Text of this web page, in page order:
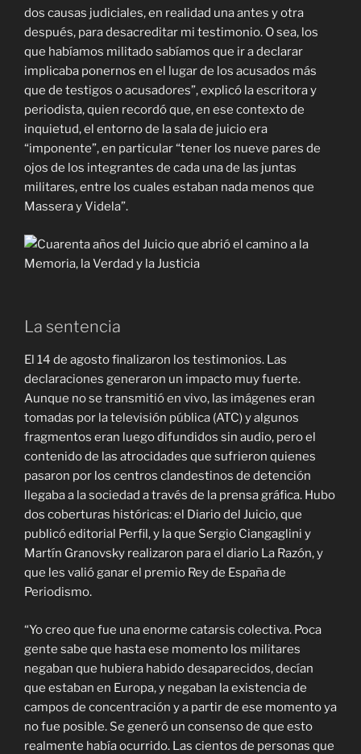
dos causas judiciales, en realidad una antes y otra
después, para desacreditar mi testimonio. O sea, los
que habíamos militado sabíamos que ir a declarar
implicaba ponernos en el lugar de los acusados más
que de testigos o acusadores”, explicó la escritora y
periodista, quien recordó que, en ese contexto de
inquietud, el entorno de la sala de juicio era
“imponente”, en particular “tener los nueve pares de
ojos de los integrantes de cada una de las juntas
militares, entre los cuales estaban nada menos que
Massera y Videla”.
La sentencia
El 14 de agosto finalizaron los testimonios. Las
declaraciones generaron un impacto muy fuerte.
Aunque no se transmitió en vivo, las imágenes eran
tomadas por la televisión pública (ATC) y algunos
fragmentos eran luego difundidos sin audio, pero el
contenido de las atrocidades que sufrieron quienes
pasaron por los centros clandestinos de detención
llegaba a la sociedad a través de la prensa gráfica. Hubo
dos coberturas históricas: el Diario del Juicio, que
publicó editorial Perfil, y la que Sergio Ciangaglini y
Martín Granovsky realizaron para el diario La Razón, y
que les valió ganar el premio Rey de España de
Periodismo.
“Yo creo que fue una enorme catarsis colectiva. Poca
gente sabe que hasta ese momento los militares
negaban que hubiera habido desaparecidos, decían
que estaban en Europa, y negaban la existencia de
campos de concentración y a partir de ese momento ya
no fue posible. Se generó un consenso de que esto
realmente había ocurrido. Las cientos de personas que